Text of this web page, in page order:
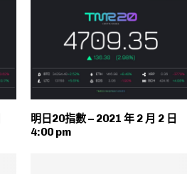
明日20指數 – 2021 年 2 月 2 日
4:00 pm